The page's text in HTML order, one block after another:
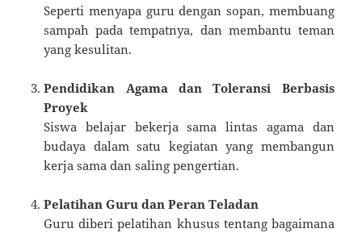
Seperti menyapa guru dengan sopan, membuang
sampah pada tempatnya, dan membantu teman
yang kesulitan.
Pendidikan Agama dan Toleransi Berbasis
Proyek
Siswa belajar bekerja sama lintas agama dan
budaya dalam satu kegiatan yang membangun
kerja sama dan saling pengertian.
Pelatihan Guru dan Peran Teladan
Guru diberi pelatihan khusus tentang bagaimana